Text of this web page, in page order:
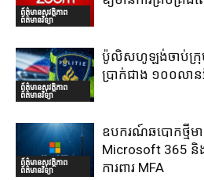
ព័ត៌មានសុវត្ថិភាព
ព័ត៌មានវិទ្យា
ព័ត៌មានសុវត្ថិភាព
ព័ត៌មានវិទ្យា
ប៉ូលិសហូឡង់ចាប់ក្រុ
ប្រាក់ជាង ១០០លាន
ព័ត៌មានសុវត្ថិភាព
ព័ត៌មានវិទ្យា
ឧបករណ៍ឆបោកថ្មី
Microsoft 365 និ
ការពារ MFA